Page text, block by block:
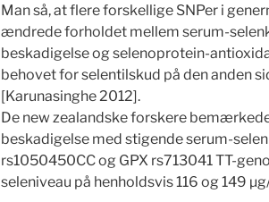
Man så, at flere forskellige SNPer i
ændrede forholdet mellem serum-
beskadigelse og selenoprotein-
behovet for selentilskud på den anden
[Karunasinghe 2012].
De new zealandske forskere
beskadigelse med stigende serum-
rs1050450CC og GPX rs713041 TT-
seleniveau på henholdsvis 116 og 149